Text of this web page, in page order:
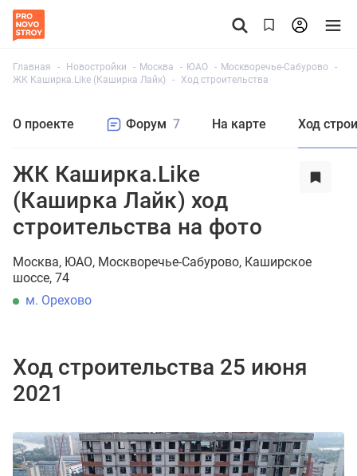
Главная Новостройки Москва ЮАО
Москворечье-Сабурово
ЖК Каширка.Like (Каширка Лайк)
Ход строительства
О проекте Форум 7 На карте Ход
ЖК Каширка.Like
(Каширка Лайк) ход
строительства на фото
Москва ЮАО Москворечье-Сабурово Каширское
шоссе, 74
м. Орехово
Ход строительства 25 июня
2021